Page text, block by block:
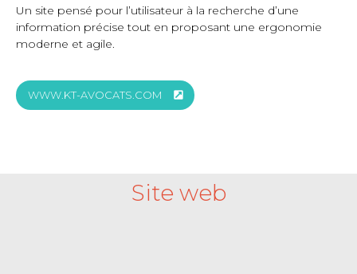
Un site pensé pour l’utilisateur à la recherche d’une
information précise tout en proposant une ergonomie
moderne et agile.
WWW.KT-AVOCATS.COM
Site web